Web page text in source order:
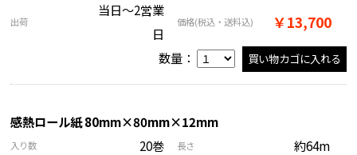
出荷
当日～2営業
日
価格(税込・送料込) ￥13,700
数量：
感熱ロール紙 80mm×80mm×12mm
入り数 20巻 長さ 約64m